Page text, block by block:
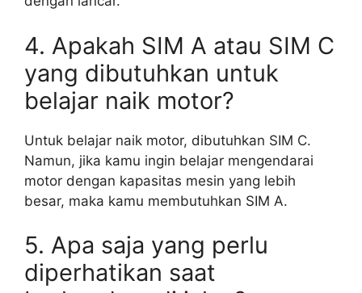
4. Apakah SIM A atau SIM C
yang dibutuhkan untuk
belajar naik motor?
Untuk belajar naik motor, dibutuhkan SIM C.
Namun, jika kamu ingin belajar mengendarai
motor dengan kapasitas mesin yang lebih
besar, maka kamu membutuhkan SIM A.
5. Apa saja yang perlu
diperhatikan saat